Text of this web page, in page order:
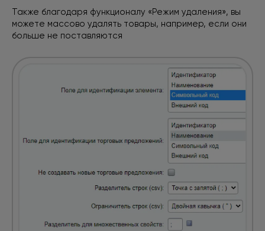
Также благодаря функционалу «Режим удаления», вы
можете массово удалять товары, например, если они
больше не поставляются